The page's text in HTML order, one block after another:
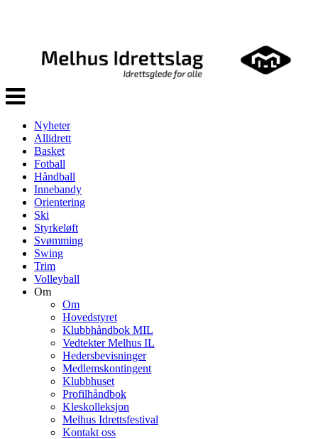
Veksle
navigasjon
Nyheter
Allidrett
Basket
Fotball
Håndball
Innebandy
Orientering
Ski
Styrkeløft
Svømming
Swing
Trim
Volleyball
Om
Om
Hovedstyret
Klubbhåndbok MIL
Vedtekter Melhus IL
Hedersbevisninger
Medlemskontingent
Klubbhuset
Profilhåndbok
Kleskolleksjon
Melhus Idrettsfestival
Kontakt oss